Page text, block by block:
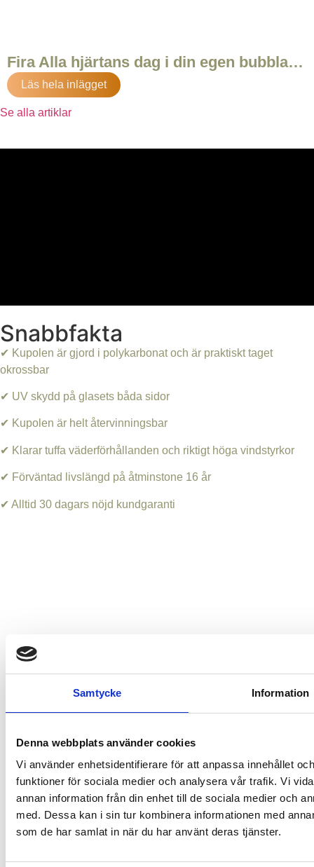
Samtycke Information
Denna webbplats använder cookies
Vi använder enhetsidentifierare för att anpassa innehållet
funktioner för sociala medier och analysera vår trafik. Vi
annan information från din enhet till de sociala medier och
med. Dessa kan i sin tur kombinera informationen med
som de har samlat in när du har använt deras tjänster.
Fira Alla hjärtans dag i din egen bubbla…
Läs hela inlägget
Se alla artiklar
Snabbfakta
✔ Kupolen är gjord i polykarbonat och är praktiskt taget
okrossbar
✔ UV skydd på glasets båda sidor
✔ Kupolen är helt återvinningsbar
✔ Klarar tuffa väderförhållanden och riktigt höga vindstyrkor
✔ Förväntad livslängd på åtminstone 16 år
✔ Alltid 30 dagars nöjd kundgaranti